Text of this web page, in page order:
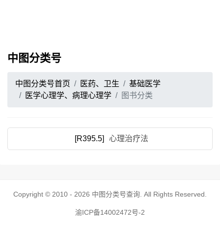
中图分类号
中图分类号首页 医药、卫生
基础医学
医学心理学、病理心理学
图书分类
[R395.5] 心理治疗法
Copyright © 2010 - 2026 中图分类号查询 . All Rights Reserved.
渝ICP备14002472号-2